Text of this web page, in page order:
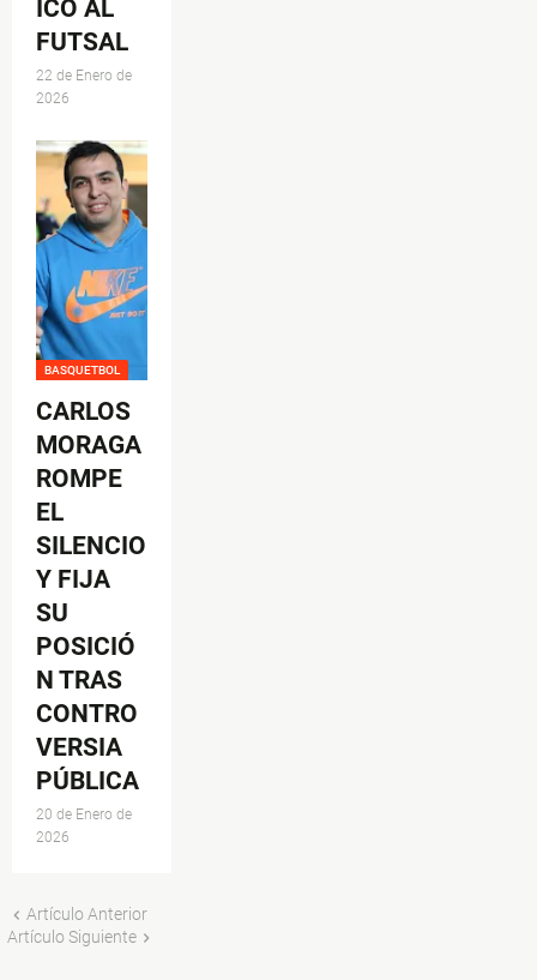
ICO AL
FUTSAL
22 de Enero de
2026
BASQUETBOL
CARLOS
MORAGA
ROMPE
EL
SILENCIO
Y FIJA
SU
POSICIÓ
N TRAS
CONTRO
VERSIA
PÚBLICA
20 de Enero de
2026
Artículo Anterior
Artículo Siguiente